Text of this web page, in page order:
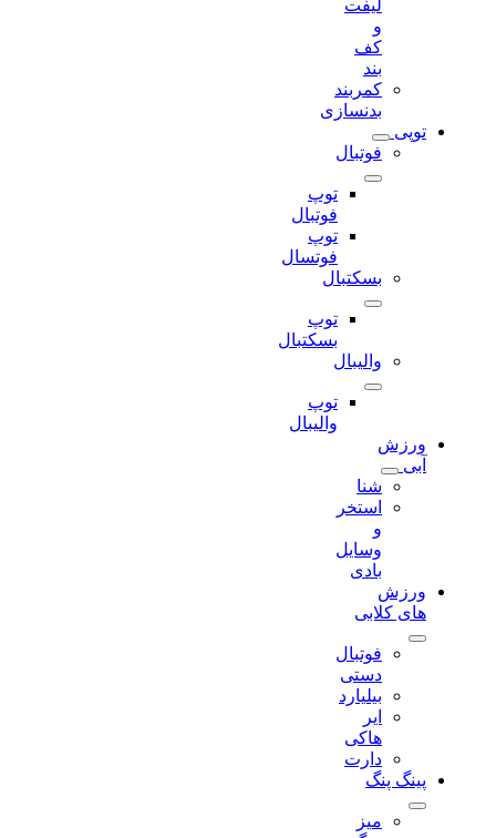
کمربند
بدنسازی
توپی
فوتبال
توپ
فوتبال
توپ
فوتسال
بسکتبال
توپ
بسکتبال
والیبال
توپ
والیبال
ورزش
شنا
استخر
وسایل
ورزش
های کلابی
فوتبال
دستی
بیلیارد
دارت
پینگ پنگ
میز